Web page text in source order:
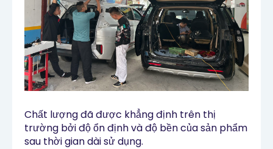
Chất lượng đã được khẳng định trên thị
trường bởi độ ổn định và độ bền của sản phẩm
sau thời gian dài sử dụng.